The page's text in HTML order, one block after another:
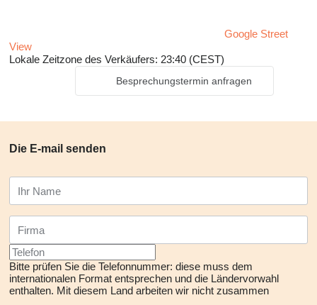
Google Street
View
Lokale Zeitzone des Verkäufers: 23:40 (CEST)
Besprechungstermin anfragen
Die E-mail senden
Bitte prüfen Sie die Telefonnummer: diese muss dem
internationalen Format entsprechen und die Ländervorwahl
enthalten. Mit diesem Land arbeiten wir nicht zusammen